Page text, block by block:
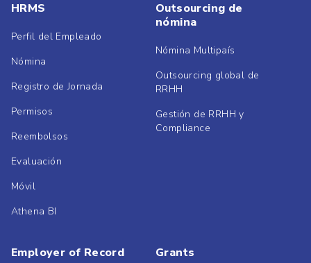
HRMS
Perfil del Empleado
Nómina
Registro de Jornada
Permisos
Reembolsos
Evaluación
Móvil
Athena BI
Outsourcing de
nómina
Nómina Multipaís
Outsourcing global de
RRHH
Gestión de RRHH y
Compliance
Employer of Record Grants